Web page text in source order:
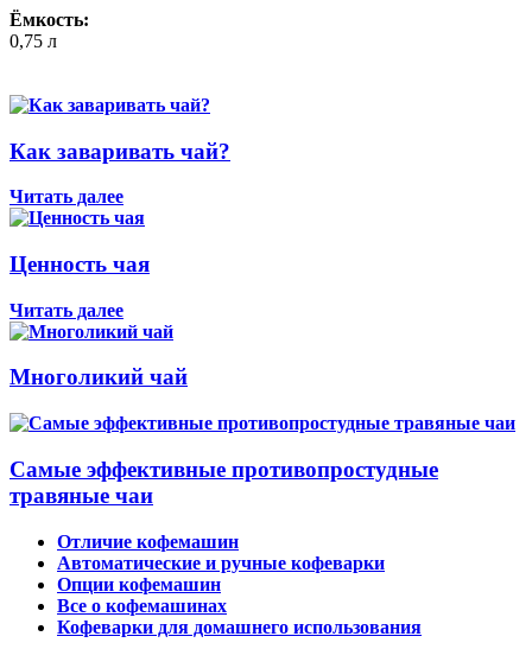
Ёмкость:
0,75 л
Как заваривать чай?
Читать далее
Ценность чая
Читать далее
Многоликий чай
Самые эффективные противопростудные
травяные чаи
Отличие кофемашин
Автоматические и ручные кофеварки
Опции кофемашин
Все о кофемашинах
Кофеварки для домашнего использования